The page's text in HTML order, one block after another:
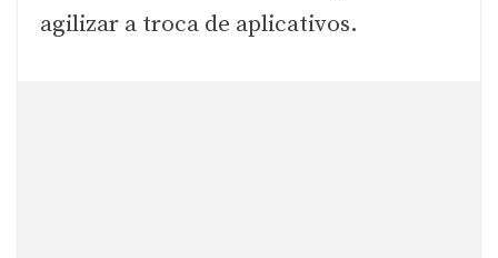
agilizar a troca de aplicativos.